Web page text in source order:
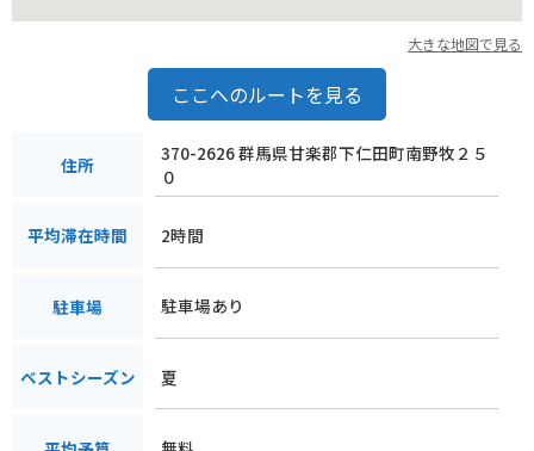
周辺には、世界遺産に登録された「富岡製糸場」や、中世の城
在しています。神津牧場と合わせて訪れることで、群馬県の魅
力をより深く知ることができます。
神津牧場の名産品としては、チーズ、バター、ヨーグルトなど
の乳製品の他、牧場内で飼育されているジャージー牛のミルク
まろやかな口当たりが特徴で、お土産にもおすすめです。
はもちろん、牛舎の見学や、乳製品の製造工程を見学できる施
設もあります。また、牧場内には展望台があり、そこから眺め
大きな地図で見る
ここへのルートを見る
住所
370-2626 群馬県甘楽郡下仁田町南野牧２５
０
平均滞在時間 2時間
駐車場 駐車場あり
ベストシーズン 夏